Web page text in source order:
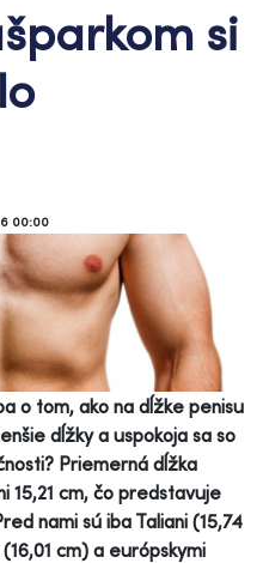
si
00:00
o tom, ako na dĺžke penisu
dĺžky a uspokoja sa so
Priemerná dĺžka
15,21 cm, čo predstavuje
nami sú iba Taliani (15,74
cm) a európskymi